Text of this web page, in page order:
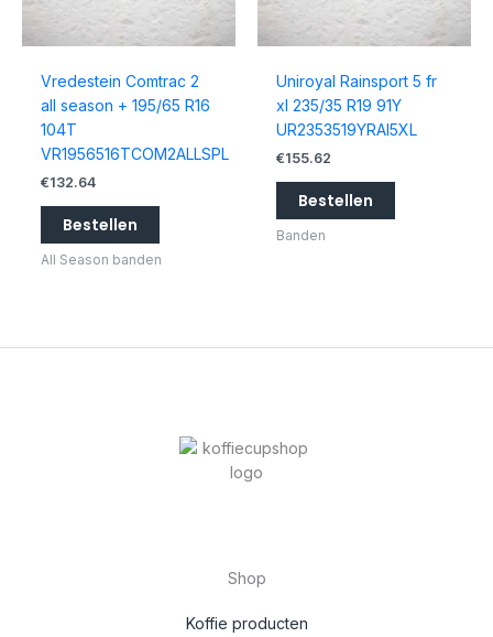
Vredestein Comtrac 2
all season + 195/65 R16
104T
VR1956516TCOM2ALLSPL
€132.64
Bestellen
All Season banden
Uniroyal Rainsport 5 fr
xl 235/35 R19 91Y
UR2353519YRAI5XL
€155.62
Bestellen
Banden
Shop
Koffie producten